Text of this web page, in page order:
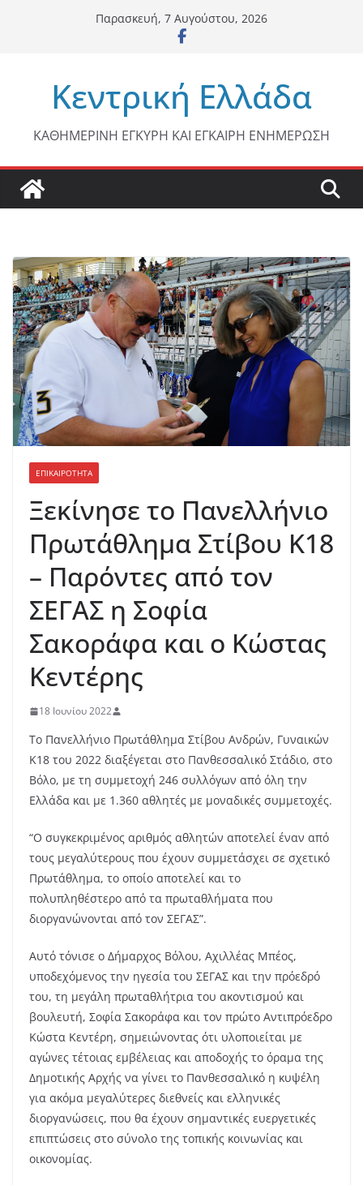
Παρασκευή, 7 Αυγούστου, 2026
Κεντρική Ελλάδα
ΚΑΘΗΜΕΡΙΝΗ ΕΓΚΥΡΗ ΚΑΙ ΕΓΚΑΙΡΗ ΕΝΗΜΕΡΩΣΗ
ΕΠΙΚΑΙΡΟΤΗΤΑ
Ξεκίνησε το Πανελλήνιο
Πρωτάθλημα Στίβου Κ18
– Παρόντες από τον
ΣΕΓΑΣ η Σοφία
Σακοράφα και ο Κώστας
Κεντέρης
18 Ιουνίου 2022
Το Πανελλήνιο Πρωτάθλημα Στίβου Ανδρών, Γυναικών
Κ18 του 2022 διαξέγεται στο Πανθεσσαλικό Στάδιο, στο
Βόλο, με τη συμμετοχή 246 συλλόγων από όλη την
Ελλάδα και με 1.360 αθλητές με μοναδικές συμμετοχές.
“Ο συγκεκριμένος αριθμός αθλητών αποτελεί έναν από
τους μεγαλύτερους που έχουν συμμετάσχει σε σχετικό
Πρωτάθλημα, το οποίο αποτελεί και το
πολυπληθέστερο από τα πρωταθλήματα που
διοργανώνονται από τον ΣΕΓΑΣ”.
Αυτό τόνισε ο Δήμαρχος Βόλου, Αχιλλέας Μπέος,
υποδεχόμενος την ηγεσία του ΣΕΓΑΣ και την πρόεδρό
του, τη μεγάλη πρωταθλήτρια του ακοντισμού και
βουλευτή, Σοφία Σακοράφα και τον πρώτο Αντιπρόεδρο
Κώστα Κεντέρη, σημειώνοντας ότι υλοποιείται με
αγώνες τέτοιας εμβέλειας και αποδοχής το όραμα της
Δημοτικής Αρχής να γίνει το Πανθεσσαλικό η κυψέλη
για ακόμα μεγαλύτερες διεθνείς και ελληνικές
διοργανώσεις, που θα έχουν σημαντικές ευεργετικές
επιπτώσεις στο σύνολο της τοπικής κοινωνίας και
οικονομίας.